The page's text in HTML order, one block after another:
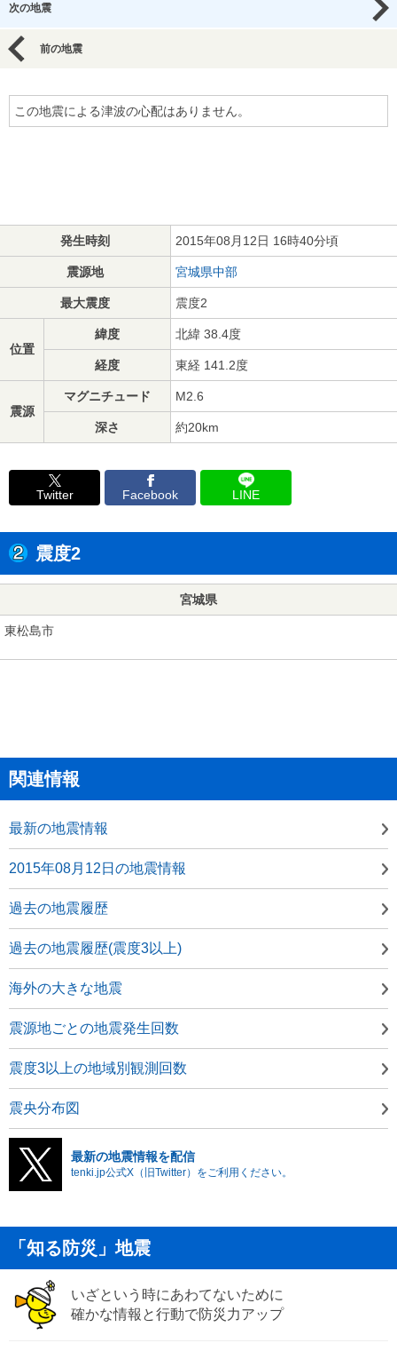
次の地震
前の地震
この地震による津波の心配はありません。
発生時刻 2015年08月12日 16時40分頃
震源地 宮城県中部
最大震度 震度2
位置
緯度 北緯 38.4度
経度 東経 141.2度
震源
マグニチュード M2.6
深さ 約20km
Twitter Facebook LINE
震度2
宮城県
東松島市
関連情報
最新の地震情報
2015年08月12日の地震情報
過去の地震履歴
過去の地震履歴(震度3以上)
海外の大きな地震
震源地ごとの地震発生回数
震度3以上の地域別観測回数
震央分布図
最新の地震情報を配信
tenki.jp公式X（旧Twitter）をご利用ください。
「知る防災」地震
いざという時にあわてないために
確かな情報と行動で防災力アップ